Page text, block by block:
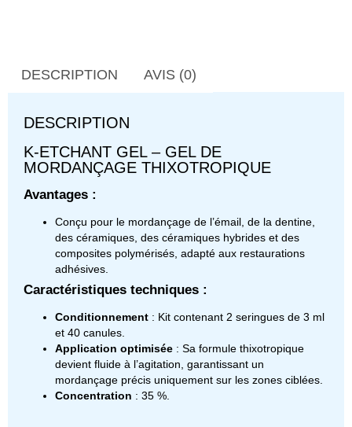
DESCRIPTION AVIS (0)
DESCRIPTION
K-ETCHANT GEL – GEL DE
MORDANÇAGE THIXOTROPIQUE
Avantages :
Conçu pour le mordançage de l’émail, de la dentine,
des céramiques, des céramiques hybrides et des
composites polymérisés, adapté aux restaurations
adhésives.
Caractéristiques techniques :
Conditionnement : Kit contenant 2 seringues de 3 ml
et 40 canules.
Application optimisée : Sa formule thixotropique
devient fluide à l’agitation, garantissant un
mordançage précis uniquement sur les zones ciblées.
Concentration : 35 %.